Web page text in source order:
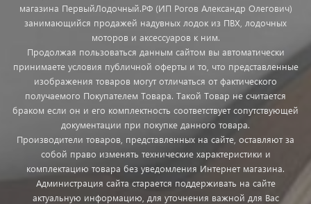
магазина ПервыйЛодочный.РФ (ИП Рогов Александр Олегович)
занимающийся продажей надувных лодок из ПВХ, лодочных
моторов и аксессуаров к ним.
Продолжая пользоваться данным сайтом вы автоматически
принимаете условия публичной оферты и то, что представленные
изображения товаров могут отличаться от фактического
получаемого Покупателем Товара. Такой Товар не считается
браком если он и его комплектность соответствует сопутствующей
документации при покупке данного товара.
Производители товаров, представленных на сайте, оставляют за
собой право изменять технические характеристики и
комплектацию товара без уведомления Интернет магазина.
Администрация сайта старается поддерживать на сайте
актуальную информацию, для уточнения важной для Вас